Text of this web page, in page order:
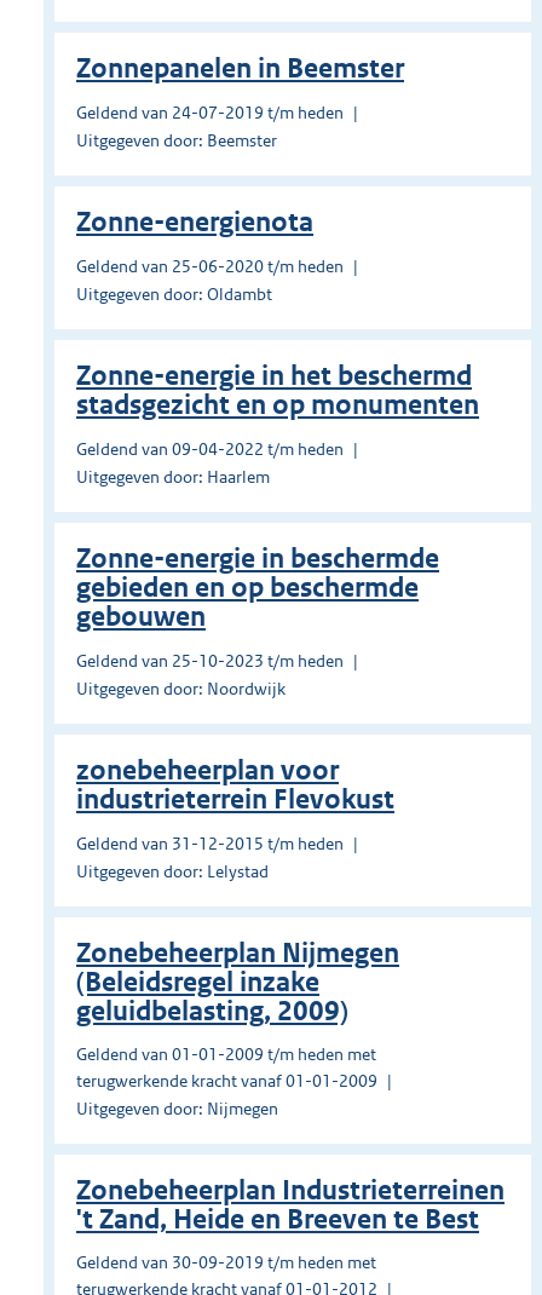
Zonnepanelen in Beemster
Geldend van 24-07-2019 t/m heden
Uitgegeven door: Beemster
Zonne-energienota
Geldend van 25-06-2020 t/m heden
Uitgegeven door: Oldambt
Zonne-energie in het beschermd
stadsgezicht en op monumenten
Geldend van 09-04-2022 t/m heden
Uitgegeven door: Haarlem
Zonne-energie in beschermde
gebieden en op beschermde
gebouwen
Geldend van 25-10-2023 t/m heden
Uitgegeven door: Noordwijk
zonebeheerplan voor
industrieterrein Flevokust
Geldend van 31-12-2015 t/m heden
Uitgegeven door: Lelystad
Zonebeheerplan Nijmegen
(Beleidsregel inzake
geluidbelasting, 2009)
Geldend van 01-01-2009 t/m heden met
terugwerkende kracht vanaf 01-01-2009
Uitgegeven door: Nijmegen
Zonebeheerplan Industrieterreinen
't Zand, Heide en Breeven te Best
Geldend van 30-09-2019 t/m heden met
terugwerkende kracht vanaf 01-01-2012